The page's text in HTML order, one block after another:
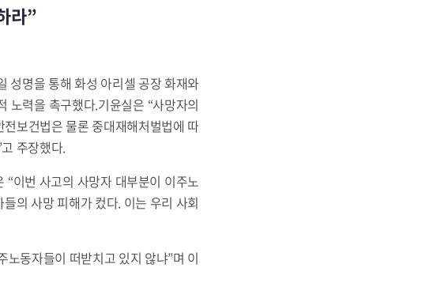
라”
성명을 통해 화성 아리셀 공장 화재와
노력을 촉구했다.기윤실은 “사망자의
보건법은 물론 중대재해처벌법에 따
주장했다.
이번 사고의 사망자 대부분이 이주노
의 사망 피해가 컸다. 이는 우리 사회
동자들이 떠받치고 있지 않냐”며 이